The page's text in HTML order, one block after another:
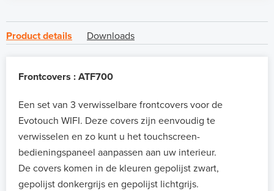
Product details Downloads
Frontcovers : ATF700
Een set van 3 verwisselbare frontcovers voor de
Evotouch WIFI. Deze covers zijn eenvoudig te
verwisselen en zo kunt u het touchscreen-
bedieningspaneel aanpassen aan uw interieur.
De covers komen in de kleuren gepolijst zwart,
gepolijst donkergrijs en gepolijst lichtgrijs.